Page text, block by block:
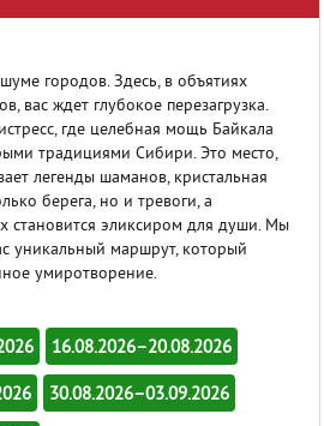
городов. Здесь, в объятиях
вас ждет глубокое перезагрузка.
где целебная мощь Байкала
традициями Сибири. Это место,
легенды шаманов, кристальная
берега, но и тревоги, а
становится эликсиром для души. Мы
уникальный маршрут, который
умиротворение.
16.08.2026–20.08.2026
30.08.2026–03.09.2026